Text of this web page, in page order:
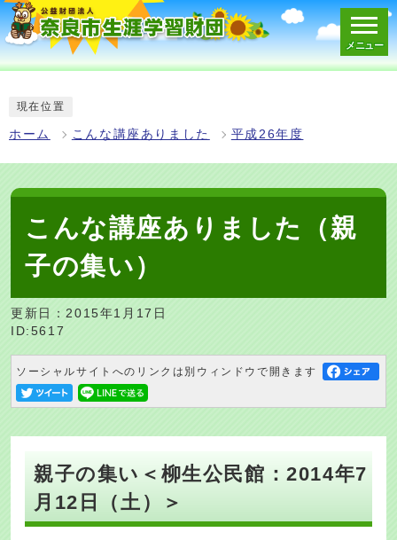
メニュー
現在位置
ホーム こんな講座ありました 平成26年度
こんな講座ありました（親
子の集い）
更新日：2015年1月17日
ID:5617
ソーシャルサイトへのリンクは別ウィンドウで開きます
親子の集い＜柳生公民館：2014年7
月12日（土）＞